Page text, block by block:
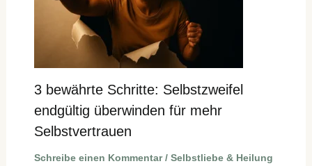
3 bewährte Schritte: Selbstzweifel
endgültig überwinden für mehr
Selbstvertrauen
Schreibe einen Kommentar / Selbstliebe & Heilung